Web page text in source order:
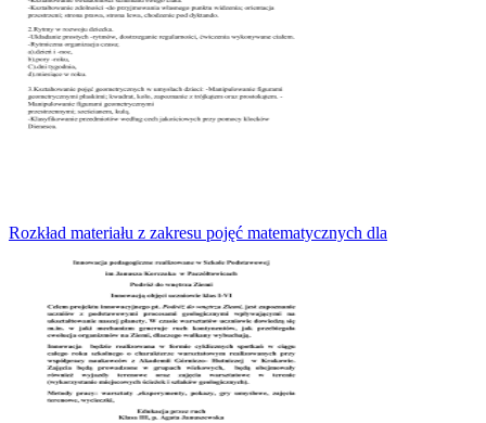
Rozkład materiału z zakresu pojęć matematycznych dla